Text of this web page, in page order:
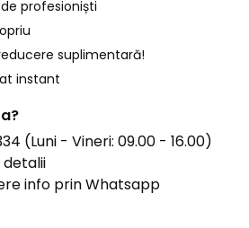
profesioniști
suplimentară!
instant
(Luni - Vineri: 09.00 - 16.00)
info prin Whatsapp